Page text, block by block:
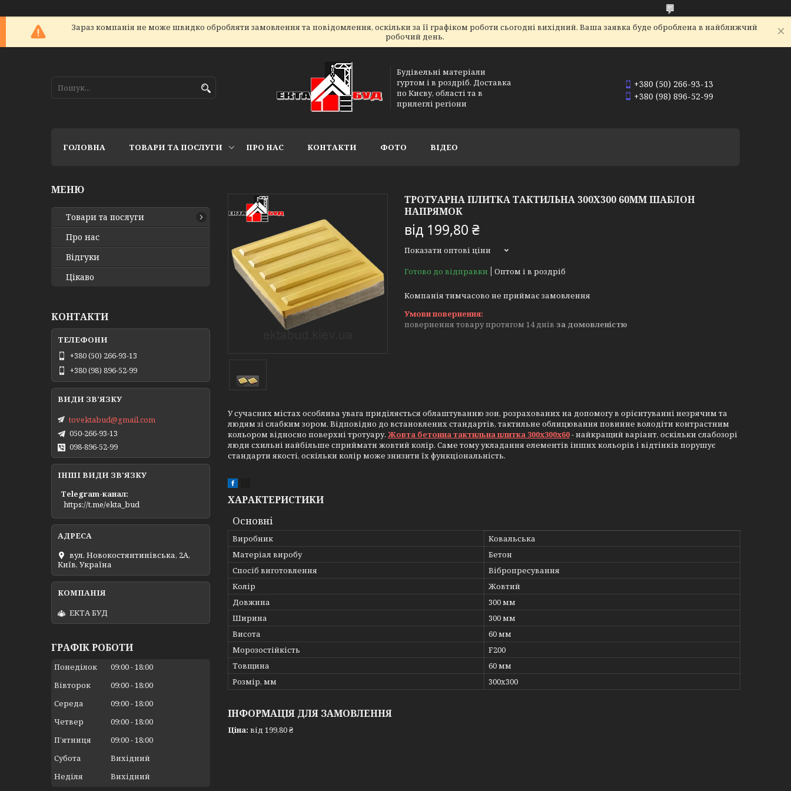
Зараз компанія не може швидко обробляти замовлення та повідомлення, оскільки за її графіком роботи сьогодні вихідний. Ваша заявка буде оброблена в найближчий
робочий день.
Будівельні матеріали
гуртом і в роздріб. Доставка
по Києву, області та в
прилеглі регіони
+380 (50) 266-93-13
+380 (98) 896-52-99
ГОЛОВНА ТОВАРИ ТА ПОСЛУГИ ПРО НАС КОНТАКТИ ФОТО ВІДЕО
ТРОТУАРНА ПЛИТКА ТАКТИЛЬНА 300Х300 60ММ ШАБЛОН
НАПРЯМОК
від 199,80 ₴
Показати оптові ціни
Готово до відправки
Оптом і в роздріб
Компанія тимчасово не приймає замовлення
повернення товару протягом 14 днів за домовленістю
У сучасних містах особлива увага приділяється облаштуванню зон, розрахованих на допомогу в орієнтуванні незрячим та
людям зі слабким зором. Відповідно до встановлених стандартів, тактильне облицювання повинне володіти контрастним
кольором відносно поверхні тротуару. Жовта бетонна тактильна плитка 300х300х60- найкращий варіант, оскільки слабозорі
люди схильні найбільше сприймати жовтий колір. Саме тому укладання елементів інших кольорів і відтінків порушує
стандарти якості, оскільки колір може знизити їх функціональність.
ХАРАКТЕРИСТИКИ
Основні
Виробник
Ковальська
Матеріал виробу
Бетон
Спосіб виготовлення
Вібропресування
Колір
Жовтий
Довжина
300 мм
Ширина
300 мм
Висота
60 мм
Морозостійкість
F200
Товщина
60 мм
Розмір, мм
300х300
ІНФОРМАЦІЯ ДЛЯ ЗАМОВЛЕННЯ
Ціна: від 199,80 ₴
Товари та послуги
Про нас
Відгуки
Цікаво
КОНТАКТИ
+380 (50) 266-93-13
+380 (98) 896-52-99
tovektabud@gmail.com
050-266-93-13
098-896-52-99
ІНШІ ВИДИ ЗВ'ЯЗКУ
Telegram-канал
https://t.me/ekta_bud
вул. Новокостянтинівська, 2А,
Київ, Україна
ЕКТА БУД
ГРАФІК РОБОТИ
Понеділок 09:00 18:00
Вівторок
09:00 18:00
Середа
09:00 18:00
Четвер
09:00 18:00
Пʼятниця
09:00 18:00
Субота
Вихідний
Неділя
Вихідний